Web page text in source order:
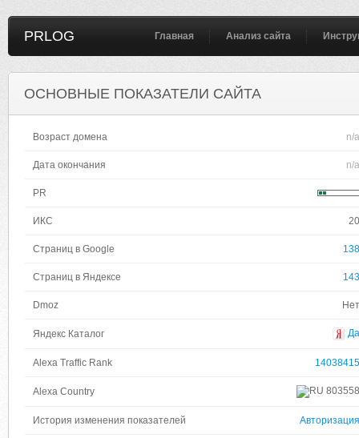
PRLOG Главная Анализ сайта
ОСНОВНЫЕ ПОКАЗАТЕЛИ САЙТА
Возраст домена n/a
Дата окончания n/a
PR
ИКС 20
Страниц в Google 138
Страниц в Яндексе 143
Dmoz Нет
Яндекс Каталог Да
Alexa Traffic Rank 14038415
Alexa Country 803558
История изменения показателей Авторизация